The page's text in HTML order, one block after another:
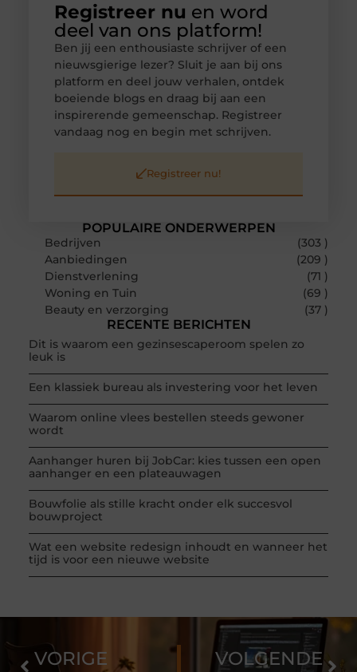
POPULAIRE ONDERWERPEN
Bedrijven
(303 )
Aanbiedingen
(209 )
Dienstverlening
(71 )
Woning en Tuin
(69 )
Beauty en verzorging
(37 )
RECENTE BERICHTEN
Dit is waarom een gezinsescaperoom spelen zo
leuk is
Een klassiek bureau als investering voor het leven
Waarom online vlees bestellen steeds gewoner
wordt
Aanhanger huren bij JobCar: kies tussen een open
aanhanger en een plateauwagen
Bouwfolie als stille kracht onder elk succesvol
bouwproject
Wat een website redesign inhoudt en wanneer het
tijd is voor een nieuwe website
Registreer nu en word
deel van ons platform!
Ben jij een enthousiaste schrijver of een
nieuwsgierige lezer? Sluit je aan bij ons
platform en deel jouw verhalen, ontdek
boeiende blogs en draag bij aan een
inspirerende gemeenschap. Registreer
vandaag nog en begin met schrijven.
Registreer nu!
VORIGE VOLGENDE